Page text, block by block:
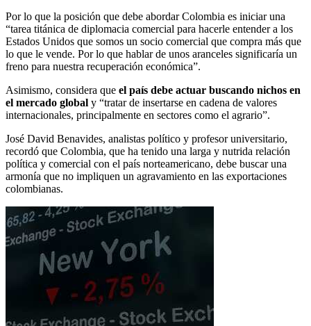
Por lo que la posición que debe abordar Colombia es iniciar una
“tarea titánica de diplomacia comercial para hacerle entender a los
Estados Unidos que somos un socio comercial que compra más que
lo que le vende. Por lo que hablar de unos aranceles significaría un
freno para nuestra recuperación económica”.
Asimismo, considera que el país debe actuar buscando nichos en
el mercado global y “tratar de insertarse en cadena de valores
internacionales, principalmente en sectores como el agrario”.
José David Benavides, analistas político y profesor universitario,
recordó que Colombia, que ha tenido una larga y nutrida relación
política y comercial con el país norteamericano, debe buscar una
armonía que no impliquen un agravamiento en las exportaciones
colombianas.